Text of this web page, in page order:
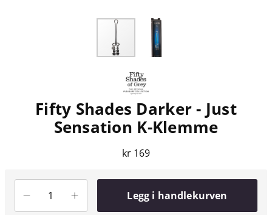
Fifty Shades Darker - Just
Sensation K-Klemme
kr 169
Legg i handlekurven